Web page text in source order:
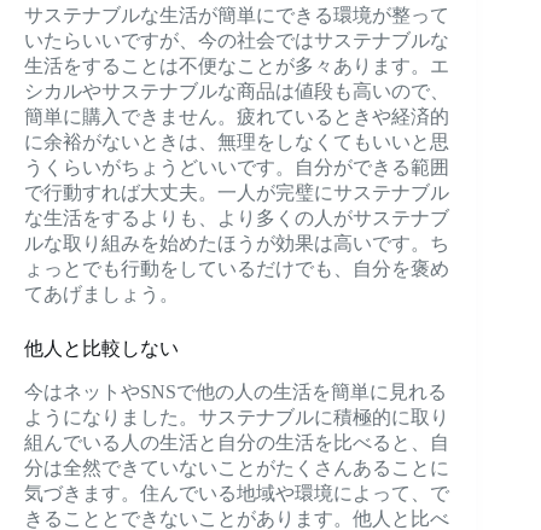
サステナブルな生活が簡単にできる環境が整って
いたらいいですが、今の社会ではサステナブルな
生活をすることは不便なことが多々あります。エ
シカルやサステナブルな商品は値段も高いので、
簡単に購入できません。疲れているときや経済的
に余裕がないときは、無理をしなくてもいいと思
うくらいがちょうどいいです。自分ができる範囲
で行動すれば大丈夫。一人が完璧にサステナブル
な生活をするよりも、より多くの人がサステナブ
ルな取り組みを始めたほうが効果は高いです。ち
ょっとでも行動をしているだけでも、自分を褒め
てあげましょう。
他人と比較しない
今はネットやSNSで他の人の生活を簡単に見れる
ようになりました。サステナブルに積極的に取り
組んでいる人の生活と自分の生活を比べると、自
分は全然できていないことがたくさんあることに
気づきます。住んでいる地域や環境によって、で
きることとできないことがあります。他人と比べ